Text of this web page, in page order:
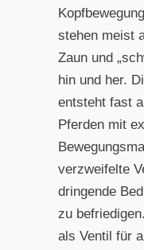
stehen meist
Zaun und
hin und her.
entsteht fast
Pferden mit
verzweifelte
dringende
zu
als Ventil für